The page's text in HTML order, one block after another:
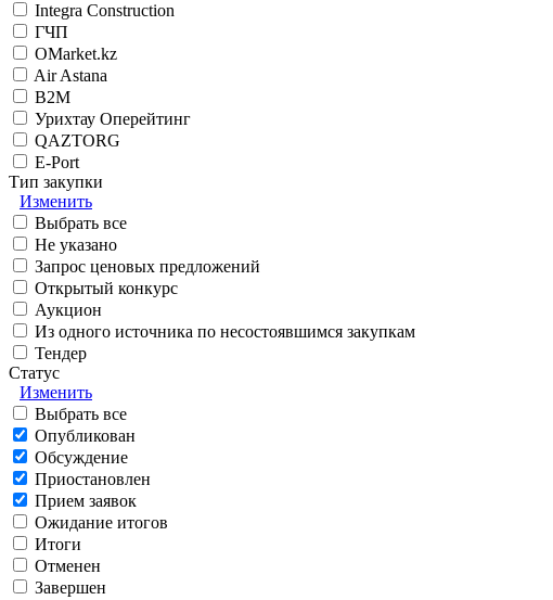
Integra Construction
ГЧП
OMarket.kz
Air Astana
B2M
Урихтау Оперейтинг
QAZTORG
E-Port
Тип закупки
Изменить
Выбрать все
Не указано
Запрос ценовых предложений
Открытый конкурс
Аукцион
Из одного источника по несостоявшимся закупкам
Тендер
Статус
Изменить
Выбрать все
Опубликован
Обсуждение
Приостановлен
Прием заявок
Ожидание итогов
Итоги
Отменен
Завершен